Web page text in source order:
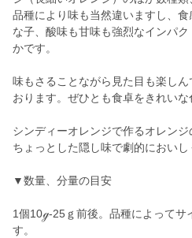
品種により味も当然違いますし、
な子、酸味も甘味も強烈なインパ
かです。
味もさることながら見た目も楽し
おります。ぜひとも食卓をきれい
シンディーオレンジで作るオレンジ
ちょっとした隠し味で劇的においし
▼数量、分量の目安
1個10ℊ-25ｇ前後。品種によってサ
す。